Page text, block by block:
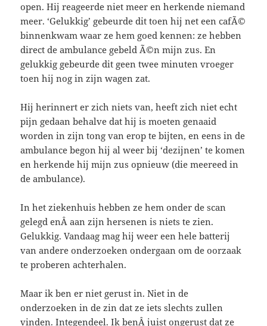
open. Hij reageerde niet meer en herkende niemand
meer. ‘Gelukkig’ gebeurde dit toen hij net een cafÃ©
binnenkwam waar ze hem goed kennen: ze hebben
direct de ambulance gebeld Ã©n mijn zus. En
gelukkig gebeurde dit geen twee minuten vroeger
toen hij nog in zijn wagen zat.
Hij herinnert er zich niets van, heeft zich niet echt
pijn gedaan behalve dat hij is moeten genaaid
worden in zijn tong van erop te bijten, en eens in de
ambulance begon hij al weer bij ‘dezijnen’ te komen
en herkende hij mijn zus opnieuw (die meereed in
de ambulance).
In het ziekenhuis hebben ze hem onder de scan
gelegd enÂ aan zijn hersenen is niets te zien.
Gelukkig. Vandaag mag hij weer een hele batterij
van andere onderzoeken ondergaan om de oorzaak
te proberen achterhalen.
Maar ik ben er niet gerust in. Niet in de
onderzoeken in de zin dat ze iets slechts zullen
vinden. Integendeel. Ik benÂ juist ongerust dat ze